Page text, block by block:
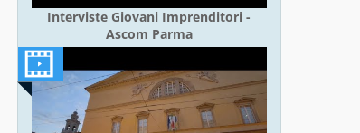
Interviste Giovani Imprenditori -
Ascom Parma